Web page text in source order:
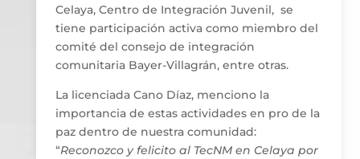
Celaya, Centro de Integración Juvenil, se
tiene participación activa como miembro del
comité del consejo de integración
comunitaria Bayer-Villagrán, entre otras.
La licenciada Cano Díaz, menciono la
importancia de estas actividades en pro de la
paz dentro de nuestra comunidad:
“Reconozco y felicito al TecNM en Celaya por